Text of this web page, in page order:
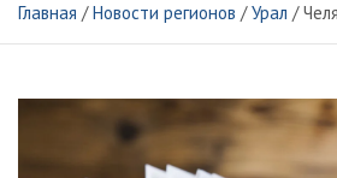
Главная Новости регионов Урал